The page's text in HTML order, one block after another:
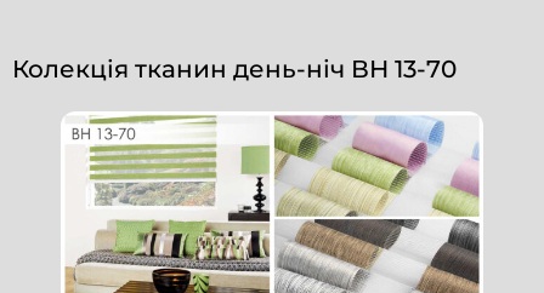
Колекція тканин день-ніч ВН 13-70